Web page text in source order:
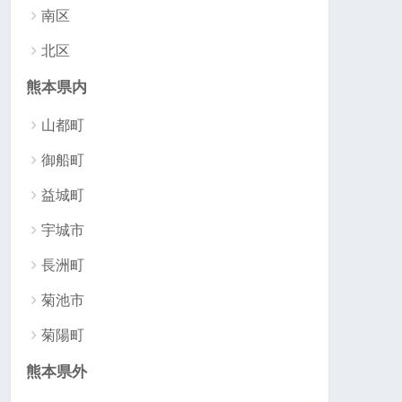
南区
北区
熊本県内
山都町
御船町
益城町
宇城市
長洲町
菊池市
菊陽町
熊本県外